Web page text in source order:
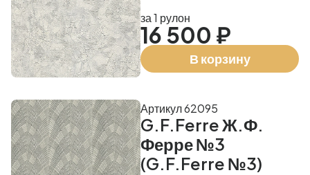
за 1 рулон
16 500 ₽
В корзину
G.F.Ferre Ж.Ф.
Ферре №3
(G.F.Ferre №3)
Артикул 62095